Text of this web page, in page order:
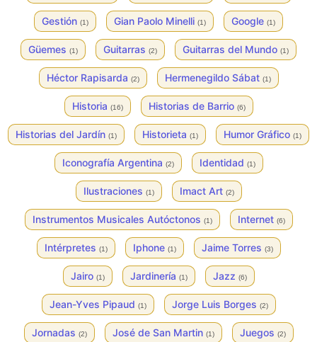
Gestión (1) Gian Paolo Minelli (1) Google (1)
Güemes (1) Guitarras (2) Guitarras del Mundo (1)
Héctor Rapisarda (2) Hermenegildo Sábat (1)
Historia (16) Historias de Barrio (6)
Historias del Jardín (1) Historieta (1) Humor Gráfico (1)
Iconografía Argentina (2) Identidad (1)
Ilustraciones (1) Imact Art (2)
Instrumentos Musicales Autóctonos (1) Internet (6)
Intérpretes (1) Iphone (1) Jaime Torres (3)
Jairo (1) Jardinería (1) Jazz (6)
Jean-Yves Pipaud (1) Jorge Luis Borges (2)
Jornadas (2) José de San Martin (1) Juegos (2)